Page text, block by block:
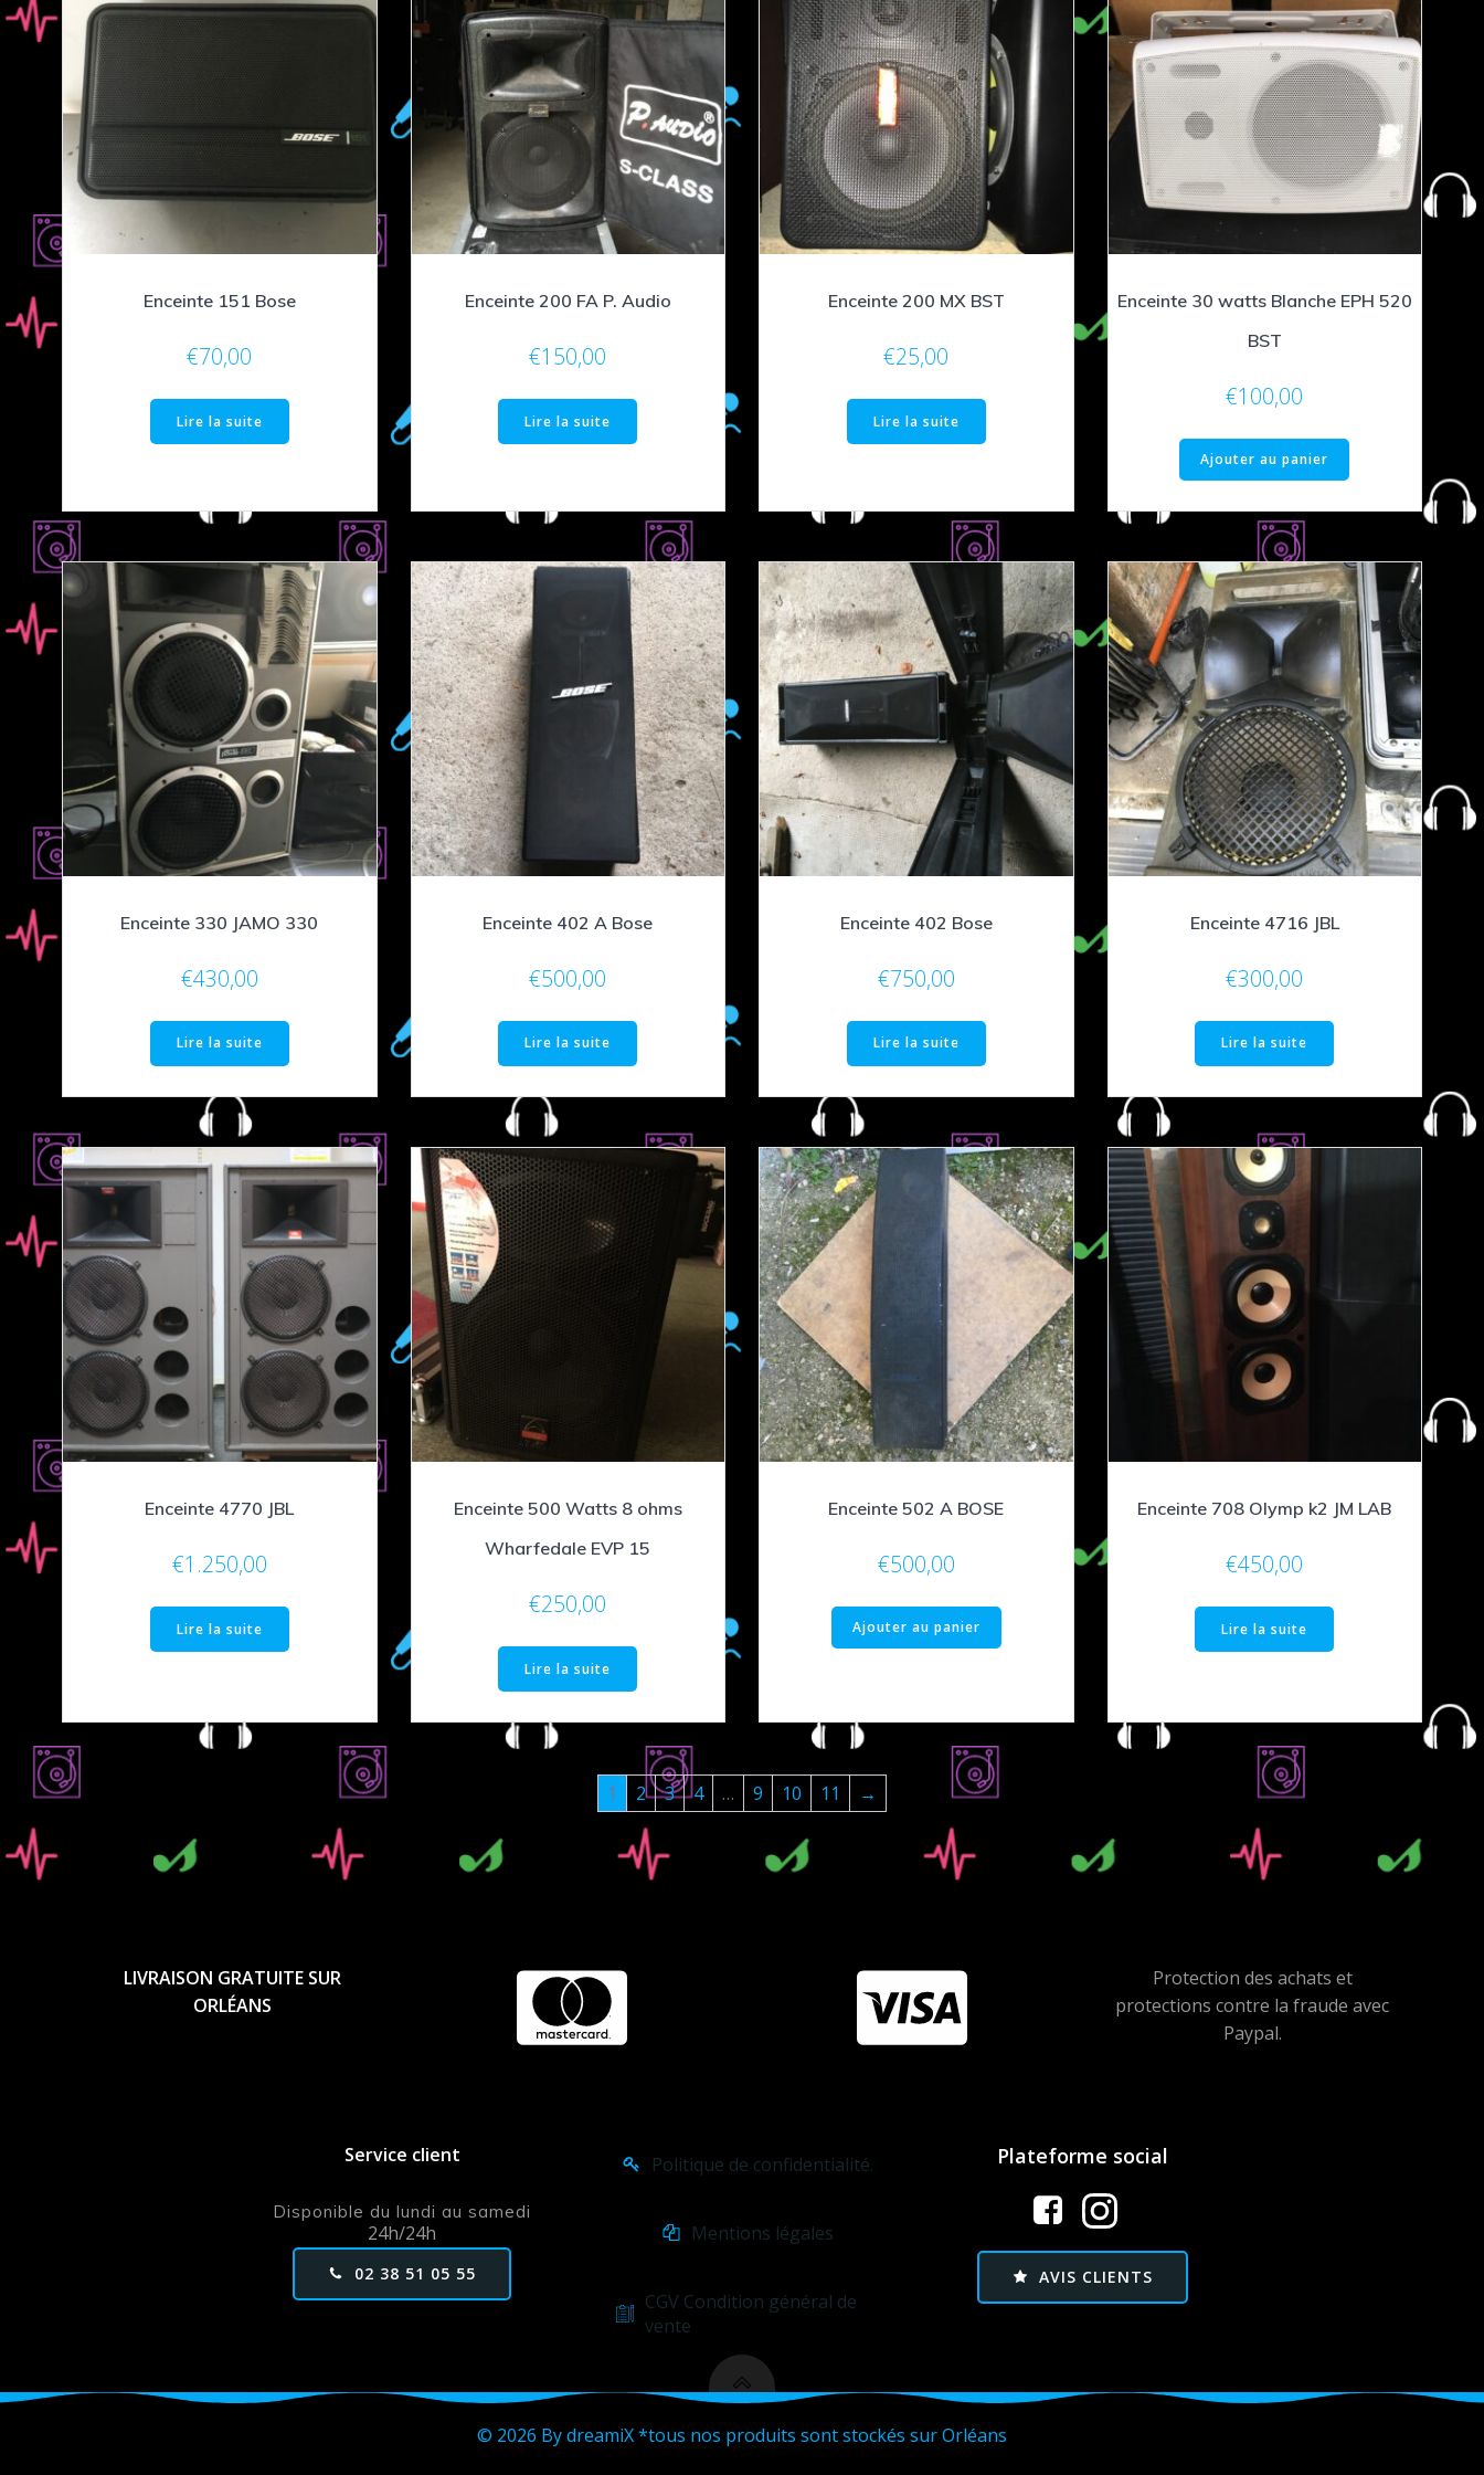
Enceinte 151 Bose
€70,00
Lire la suite
Enceinte 200 FA P. Audio
€150,00
Lire la suite
Enceinte 200 MX BST
€25,00
Lire la suite
Enceinte 30 watts Blanche EPH 520
BST
€100,00
Ajouter au panier
Enceinte 330 JAMO 330
€430,00
Lire la suite
Enceinte 402 A Bose
€500,00
Lire la suite
Enceinte 402 Bose
€750,00
Lire la suite
Enceinte 4716 JBL
€300,00
Lire la suite
Enceinte 4770 JBL
€1.250,00
Lire la suite
Enceinte 500 Watts 8 ohms
Wharfedale EVP 15
€250,00
Lire la suite
Enceinte 502 A BOSE
€500,00
Ajouter au panier
Enceinte 708 Olymp k2 JM LAB
€450,00
Lire la suite
1 2 3 4 … 9 10 11 →
LIVRAISON GRATUITE SUR
ORLÉANS
Protection des achats et
protections contre la fraude avec
Paypal.
Service client
Disponible du lundi au samedi
24h/24h
02 38 51 05 55
Politique de confidentialité.
Mentions légales
CGV Condition général de
vente
Plateforme social
AVIS CLIENTS
© 2026 By dreamiX *tous nos produits sont stockés sur Orléans